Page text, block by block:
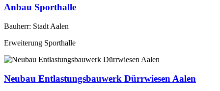
Anbau Sporthalle
Bauherr: Stadt Aalen
Erweiterung Sporthalle
Neubau Entlastungsbauwerk Dürrwiesen Aalen